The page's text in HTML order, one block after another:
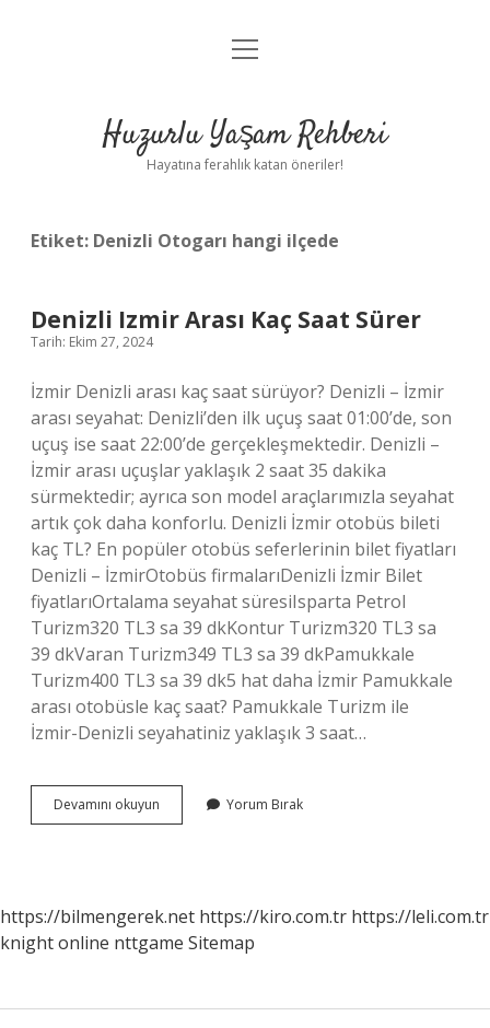
Anasayfa
Yasal Uyarı
menüyü
Huzurlu Yaşam Rehberi
Hayatına ferahlık katan öneriler!
Etiket: Denizli Otogarı hangi ilçede
Denizli Izmir Arası Kaç Saat Sürer
Tarih: Ekim 27, 2024
İzmir Denizli arası kaç saat sürüyor? Denizli – İzmir
arası seyahat: Denizli’den ilk uçuş saat 01:00’de, son
uçuş ise saat 22:00’de gerçekleşmektedir. Denizli –
İzmir arası uçuşlar yaklaşık 2 saat 35 dakika
sürmektedir; ayrıca son model araçlarımızla seyahat
artık çok daha konforlu. Denizli İzmir otobüs bileti
kaç TL? En popüler otobüs seferlerinin bilet fiyatları
Denizli – İzmirOtobüs firmalarıDenizli İzmir Bilet
fiyatlarıOrtalama seyahat süresiIsparta Petrol
Turizm320 TL3 sa 39 dkKontur Turizm320 TL3 sa
39 dkVaran Turizm349 TL3 sa 39 dkPamukkale
Turizm400 TL3 sa 39 dk5 hat daha İzmir Pamukkale
arası otobüsle kaç saat? Pamukkale Turizm ile
İzmir-Denizli seyahatiniz yaklaşık 3 saat…
Devamını okuyun
Izmir
Yorum Bırak
https://bilmengerek.net https://kiro.com.tr https://leli.com.tr
knight online nttgame Sitemap